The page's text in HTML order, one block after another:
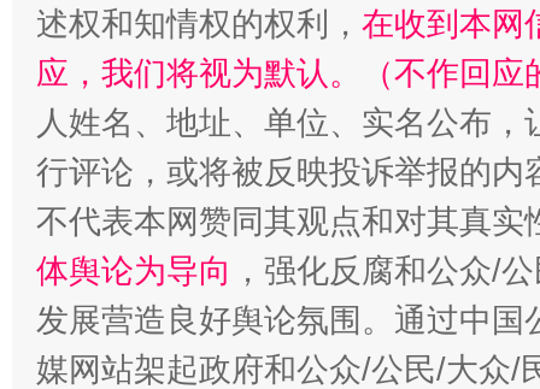
“蜀中异人”王建安的艺术幻境
述权和知情权的权利， 在收到本网
应，我们将视为默认。（不作回应
人姓名、地址、单位、实名公布
行评论，或将被反映投诉举报的
不代表本网赞同其观点和对其真实
体舆论为导向 ，强化反腐和公众/
发展营造良好舆论氛围。通过中
媒网站架起政府和公众/公民/大众/